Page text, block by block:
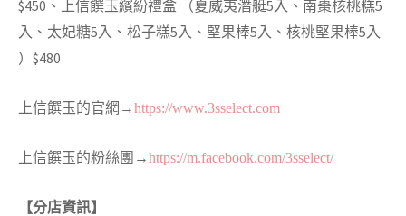
$450、上信饌玉繽紛禮盒
（夏威夷潛艇5入、南棗核桃糕5
入、太妃糖5入、松子糕5入、堅果棒5入、核桃堅果棒5入
）$480
上信饌玉的官網→https://www.3sselect.com
上信饌玉的粉絲團→https://m.facebook.com/3sselect/
【分店資訊】